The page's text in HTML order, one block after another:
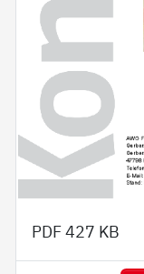
PDF427 KB